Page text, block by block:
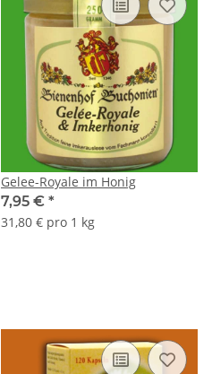
Gelee-Royale im Honig
7,95 € *
31,80 € pro 1 kg